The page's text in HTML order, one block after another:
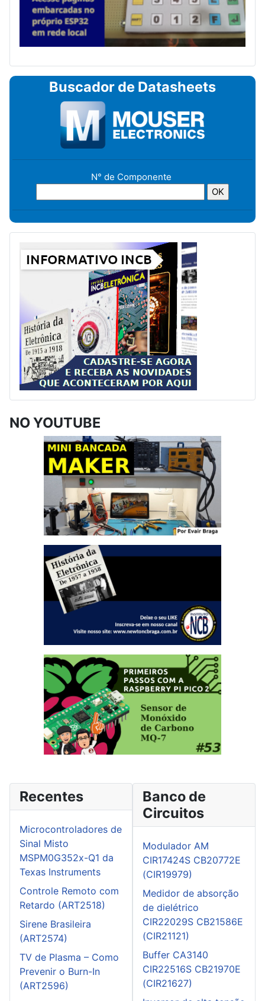
Buscador de Datasheets
N° de Componente
NO YOUTUBE
Recentes
Microcontroladores de
Sinal Misto
MSPM0G352x-Q1 da
Texas Instruments
Controle Remoto com
Retardo (ART2518)
Sirene Brasileira
(ART2574)
TV de Plasma – Como
Prevenir o Burn-In
(ART2596)
Banco de
Circuitos
Modulador AM
CIR17424S CB20772E
(CIR19979)
Medidor de absorção
de dielétrico
CIR22029S CB21586E
(CIR21121)
Buffer CA3140
CIR22516S CB21970E
(CIR21627)